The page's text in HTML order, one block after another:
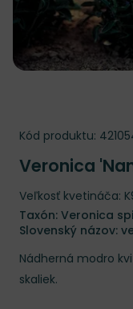
Kód produktu:
Veronica
Veľkosť kvetináča:
Taxón: Veronica
Slovenský názov:
Nádherná modro
skaliek.